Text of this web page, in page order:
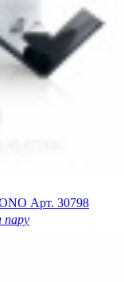
Арт. 30798
пару